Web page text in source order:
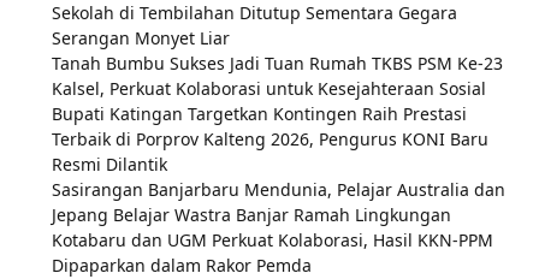
Sekolah di Tembilahan Ditutup Sementara Gegara
Serangan Monyet Liar
Tanah Bumbu Sukses Jadi Tuan Rumah TKBS PSM Ke-23
Kalsel, Perkuat Kolaborasi untuk Kesejahteraan Sosial
Bupati Katingan Targetkan Kontingen Raih Prestasi
Terbaik di Porprov Kalteng 2026, Pengurus KONI Baru
Resmi Dilantik
Sasirangan Banjarbaru Mendunia, Pelajar Australia dan
Jepang Belajar Wastra Banjar Ramah Lingkungan
Kotabaru dan UGM Perkuat Kolaborasi, Hasil KKN-PPM
Dipaparkan dalam Rakor Pemda